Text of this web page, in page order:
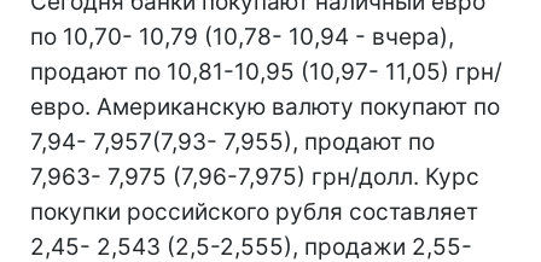
по 10,70- 10,79 (10,78- 10,94 - вчера),
продают по 10,81-10,95 (10,97- 11,05) грн/
евро. Американскую валюту покупают по
7,94- 7,957(7,93- 7,955), продают по
7,963- 7,975 (7,96-7,975) грн/долл. Курс
покупки российского рубля составляет
2,45- 2,543 (2,5-2,555), продажи 2,55-